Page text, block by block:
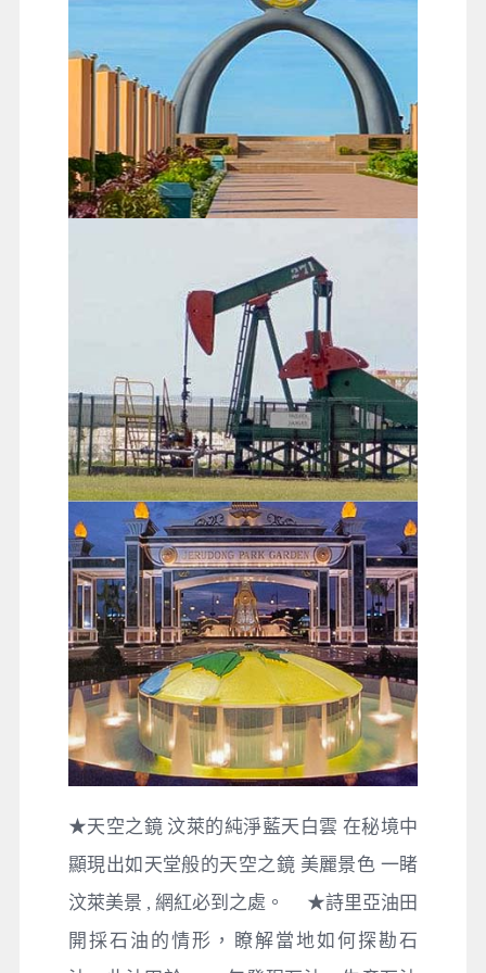
★天空之鏡 汶萊的純淨藍天白雲 在秘境中
顯現出如天堂般的天空之鏡 美麗景色 一睹
汶萊美景 , 網紅必到之處。 ★詩里亞油田
開採石油的情形，瞭解當地如何探勘石